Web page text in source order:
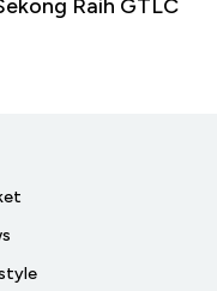
Raih GTLC